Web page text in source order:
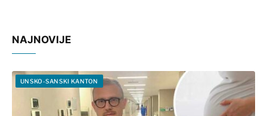
NAJNOVIJE
UNSKO-SANSKI KANTON